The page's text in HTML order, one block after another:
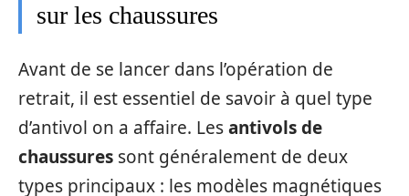
sur les chaussures
Avant de se lancer dans l’opération de
retrait, il est essentiel de savoir à quel type
d’antivol on a affaire. Lesantivols de
chaussures sont généralement de deux
types principaux : les modèles magnétiques